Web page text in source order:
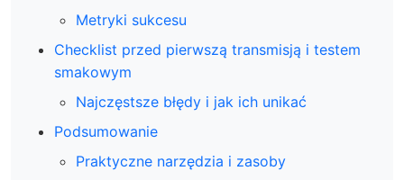
Metryki sukcesu
Checklist przed pierwszą transmisją i testem
smakowym
Najczęstsze błędy i jak ich unikać
Podsumowanie
Praktyczne narzędzia i zasoby